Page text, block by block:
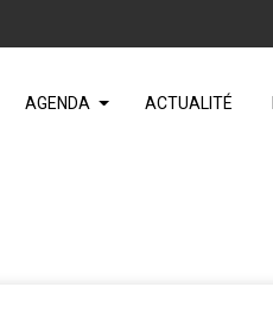
AGENDA ACTUALITÉ